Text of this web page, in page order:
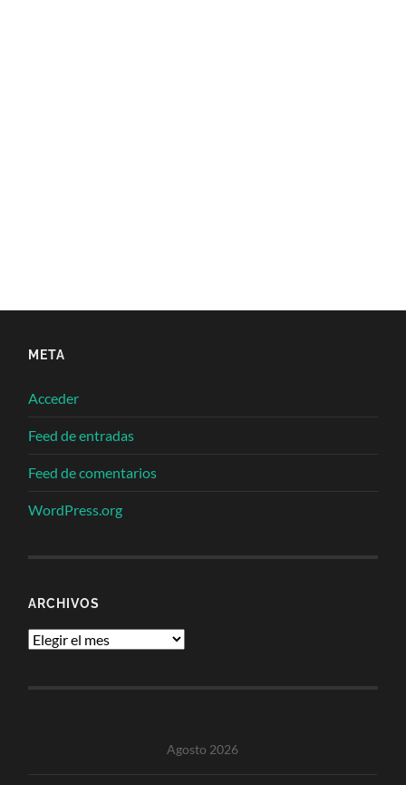
META
Acceder
Feed de entradas
Feed de comentarios
WordPress.org
ARCHIVOS
Archivos
Agosto 2026